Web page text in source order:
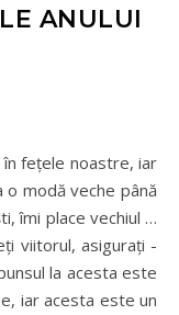
ANULUI
modă veche până
îmi place vechiul …
viitorul, asigurați -
la acesta este
iar acesta este un